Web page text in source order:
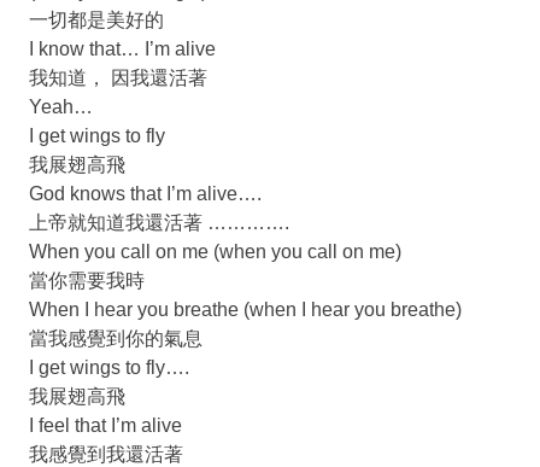
一切都是美好的
I know that… I’m alive
我知道， 因我還活著
Yeah…
I get wings to fly
我展翅高飛
God knows that I’m alive….
上帝就知道我還活著 ………….
When you call on me (when you call on me)
當你需要我時
When I hear you breathe (when I hear you breathe)
當我感覺到你的氣息
I get wings to fly….
我展翅高飛
I feel that I’m alive
我感覺到我還活著